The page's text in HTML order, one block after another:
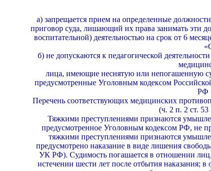
а) запрещается прием на определенные
приговор суда, лишающий их права за­нимать эти
воспитательной) дея­тельностью на срок от 6
б) не допускаются к педагогической
лица, имеющие неснятую или непогашенную
предусмотренные Уголовным кодексом
РФ
Перечень соответствующих медицинских
(ч. 2 п. 2 ст.
Тяжкими преступлениями признаются
предусмотренное Уголовным кодексом РФ, не
тяжкими преступлениями при­знаются
предусмотрено нака­зание в виде лишения
УК РФ). Судимость погашается в отношении
истечении шести лет после отбытия нака­зания;